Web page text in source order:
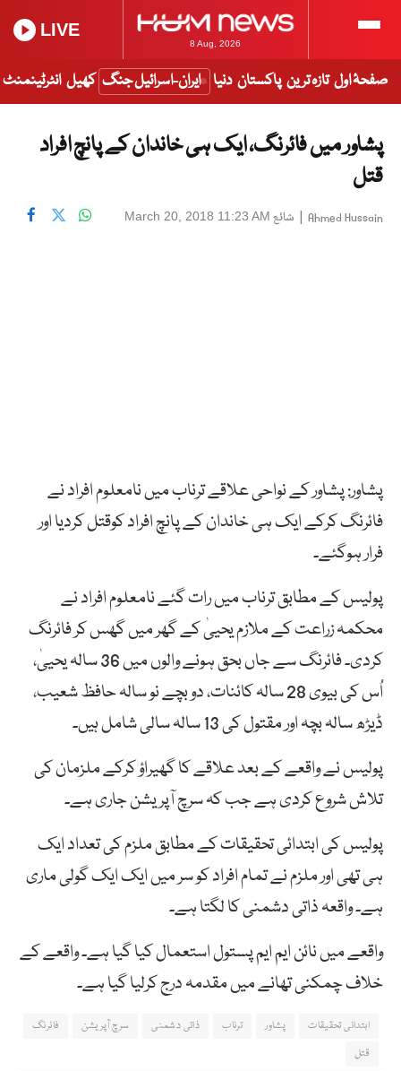
8 Aug, 2026
LIVE
صفحۂ اول تازہ ترین پاکستان دنیا ایران-اسرائیل جنگ کھیل انٹرٹینمنٹ
پشاور میں فائرنگ، ایک ہی خاندان کے پانچ افراد
قتل
Ahmed Hussain
| شائع March 20, 2018 11:23 AM
پشاور: پشاور کے نواحی علاقے ترناب میں نامعلوم افراد نے
فائرنگ کرکے ایک ہی خاندان کے پانچ افراد کوقتل کردیا اور
فرار ہوگئے۔
پولیس کے مطابق ترناب میں رات گئے نامعلوم افراد نے
محکمہ زراعت کے ملازم یحییٰ کے گھر میں گھس کر فائرنگ
کردی۔ فائرنگ سے جاں بحق ہونے والوں میں 36 سالہ یحییٰ،
اُس کی بیوی 28 سالہ کائنات، دو بچے نو سالہ حافظ شعیب،
ڈیڑھ سالہ بچہ اور مقتول کی 13 سالہ سالی شامل ہیں۔
پولیس نے واقعے کے بعد علاقے کا گھیراؤ کرکے ملزمان کی
تلاش شروع کردی ہے جب کہ سرچ آپریشن جاری ہے۔
پولیس کی ابتدائی تحقیقات کے مطابق ملزم کی تعداد ایک
ہی تھی اور ملزم نے تمام افراد کو سر میں ایک ایک گولی ماری
ہے۔ واقعہ ذاتی دشمنی کا لگتا ہے۔
واقعے میں نائن ایم ایم پستول استعمال کیا گیا ہے۔ واقعے کے
خلاف چمکنی تھانے میں مقدمہ درج کرلیا گیا ہے۔
ابتدائی تحقیقات پشاور ترناب ذاتی دشمنی سرچ آپریشن
فائرنگ
قتل